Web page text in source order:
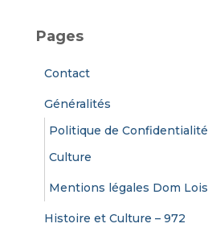
rPages
Contact
Généralités
Politique de
Culture
Mentions légales Dom
Histoire et Culture – 972